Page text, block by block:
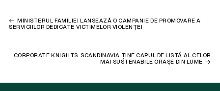
MINISTERUL FAMILIEI LANSEAZĂ O CAMPANIE DE PROMOVARE A
SERVICIILOR DEDICATE VICTIMELOR VIOLENȚEI
CORPORATE KNIGHTS: SCANDINAVIA ȚINE CAPUL DE LISTĂ AL CELOR
MAI SUSTENABILE ORAȘE DIN LUME